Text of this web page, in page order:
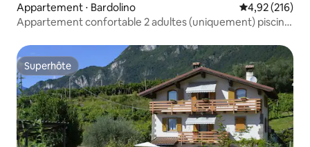
Appartement ⋅ Bardolino Évaluation
4,92 (216)
Appartement confortable 2 adultes (uniquement) piscine
Superhôte
Superhôte